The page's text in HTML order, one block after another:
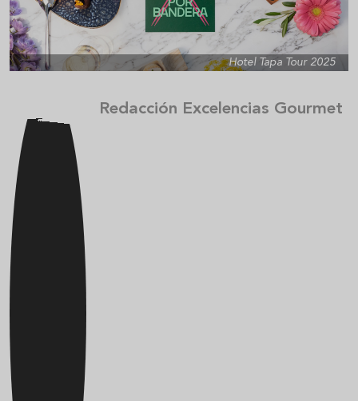
Hotel Tapa Tour 2025
Redacción Excelencias Gourmet